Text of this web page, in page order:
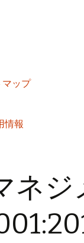
ップ
情報
ネ